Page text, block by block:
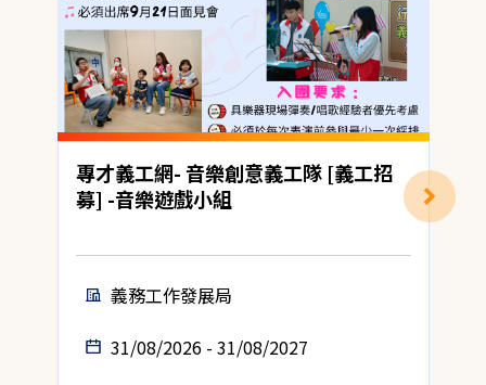
專才義工網- 音樂創意義工隊 [義工招
募] -音樂遊戲小組
義務工作發展局
31/08/2026 - 31/08/2027